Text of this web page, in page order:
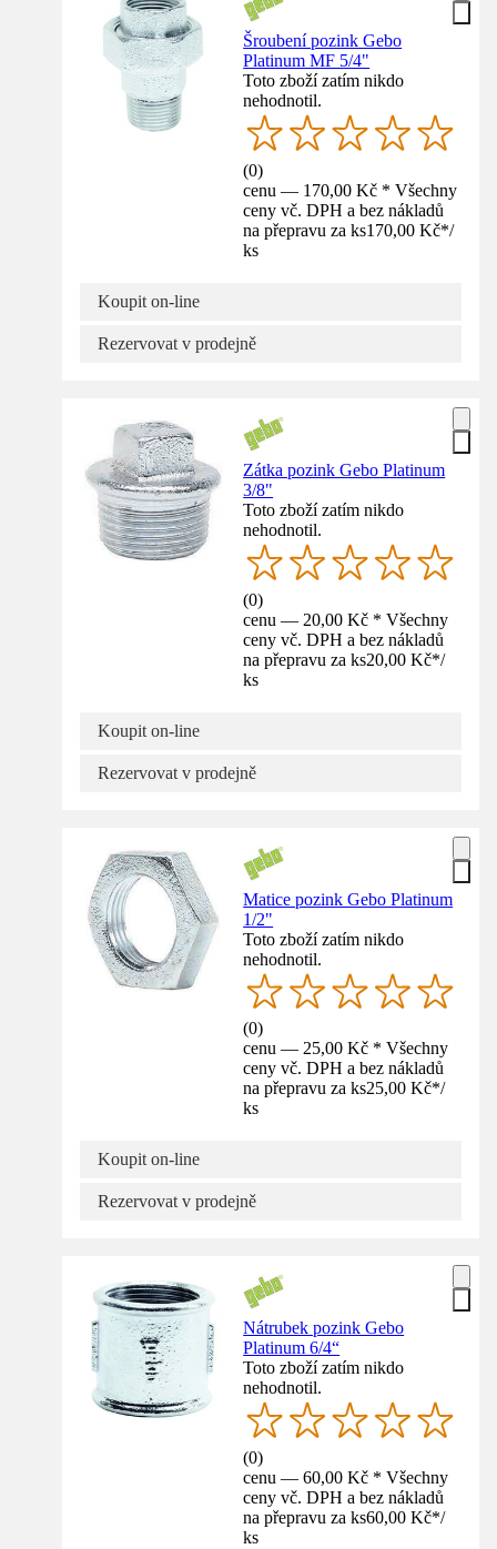
Šroubení pozink Gebo
Platinum MF 5/4"
Toto zboží zatím nikdo
nehodnotil.
(0)
cenu — 170,00 Kč * Všechny
ceny vč. DPH a bez nákladů
na přepravu za ks170,00 Kč*/
ks
Koupit on-line
Rezervovat v prodejně
Zátka pozink Gebo Platinum
3/8"
Toto zboží zatím nikdo
nehodnotil.
(0)
cenu — 20,00 Kč * Všechny
ceny vč. DPH a bez nákladů
na přepravu za ks20,00 Kč*/
ks
Koupit on-line
Rezervovat v prodejně
Matice pozink Gebo Platinum
1/2"
Toto zboží zatím nikdo
nehodnotil.
(0)
cenu — 25,00 Kč * Všechny
ceny vč. DPH a bez nákladů
na přepravu za ks25,00 Kč*/
ks
Koupit on-line
Rezervovat v prodejně
Nátrubek pozink Gebo
Platinum 6/4“
Toto zboží zatím nikdo
nehodnotil.
(0)
cenu — 60,00 Kč * Všechny
ceny vč. DPH a bez nákladů
na přepravu za ks60,00 Kč*/
ks